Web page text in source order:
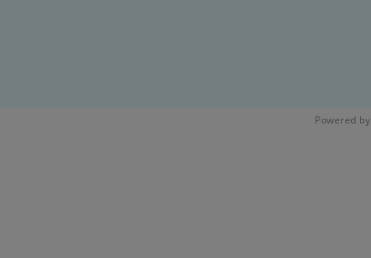
Powered by